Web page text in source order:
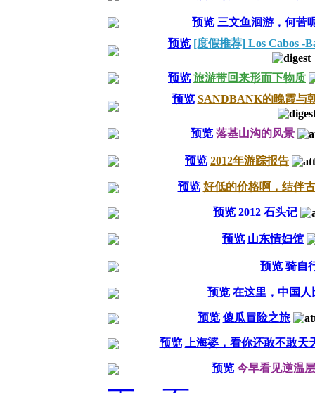
预览 三文鱼洄游，何苦
预览 [度假推荐] Los Cabos -
预览 旅游带回来形而下物质
预览 SANDBANK的晚霞与
预览 落基山沟的风景
预览 2012年游踪报告
预览 好低的价格啊，结伴
预览 2012 石头记
预览 山东情妇馆
预览 骑自
预览 在这里，中国人
预览 傻瓜冒险之旅
预览 上海婆，看你还敢不敢天
预览 今早看见逆温层